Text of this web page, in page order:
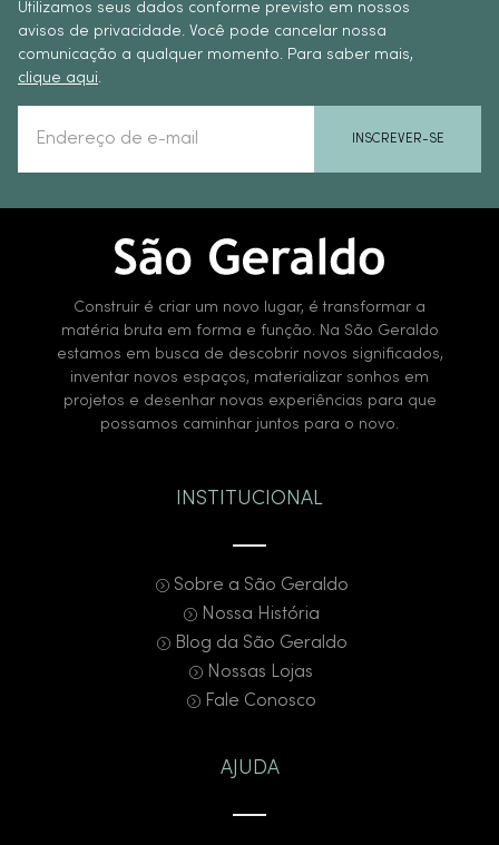
Utilizamos seus dados conforme previsto em nossos
avisos de privacidade. Você pode cancelar nossa
comunicação a qualquer momento. Para saber mais,
clique aqui.
INSCREVER-SE
Construir é criar um novo lugar, é transformar a
matéria bruta em forma e função. Na São Geraldo
estamos em busca de descobrir novos significados,
inventar novos espaços, materializar sonhos em
projetos e desenhar novas experiências para que
possamos caminhar juntos para o novo.
INSTITUCIONAL
Sobre a São Geraldo
Nossa História
Blog da São Geraldo
Nossas Lojas
Fale Conosco
AJUDA